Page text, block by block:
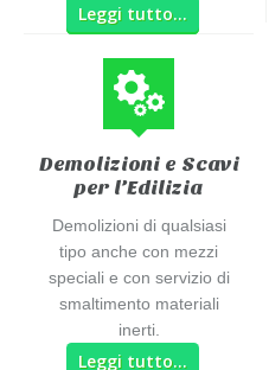
Leggi tutto…
Demolizioni e Scavi
per l’Edilizia
Demolizioni di qualsiasi
tipo anche con mezzi
speciali e con servizio di
smaltimento materiali
inerti.
Leggi tutto…